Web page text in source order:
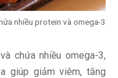
nhiều protein và omega-3
chứa nhiều omega-3,
giúp giảm viêm, tăng